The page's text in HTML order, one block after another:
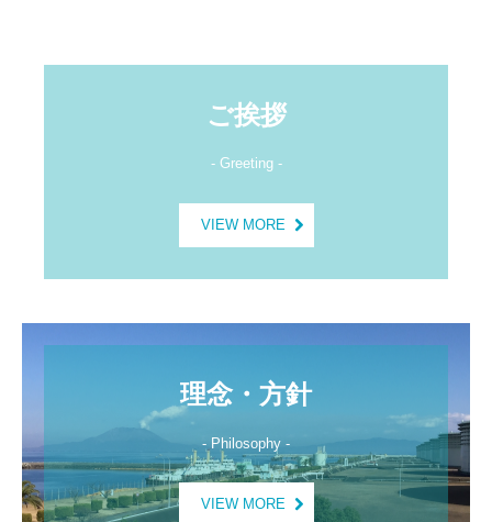
社会貢献活動
喜入基地通信
募集要項
社員紹介
ご挨拶
- Greeting -
VIEW MORE
理念・方針
- Philosophy -
VIEW MORE